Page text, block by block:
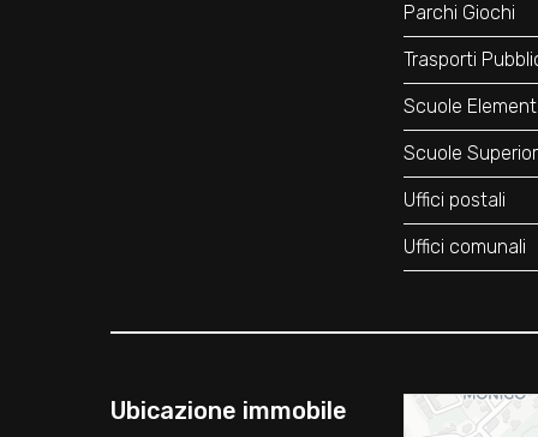
Parchi Giochi
Trasporti
Scuole
Scuole
Uffici postali
Uffici comunali
Ubicazione immobile